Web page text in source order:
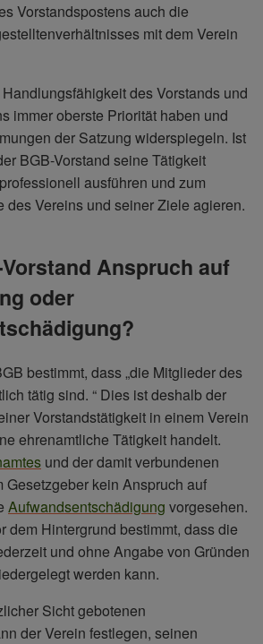
Vorstandspostens auch die
mit dem Verein
des Vorstands und
immer oberste Priorität haben und
der Satzung widerspiegeln. Ist
BGB-Vorstand seine Tätigkeit
ausführen und zum
des Vereins und seiner Ziele agieren.
Anspruch auf
oder
bestimmt, dass „die Mitglieder des
tätig sind. “ Dies ist deshalb der
Vorstandstätigkeit in einem Verein
ehrenamtliche Tätigkeit handelt.
und der damit verbundenen
Gesetzgeber kein Anspruch auf
Aufwandsentschädigung vorgesehen.
dem Hintergrund bestimmt, dass die
und ohne Angabe von Gründen
werden kann.
Sicht gebotenen
der Verein festlegen, seinen